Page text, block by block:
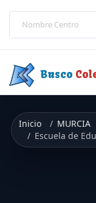
Busco
Inicio MURCIA
Escuela de